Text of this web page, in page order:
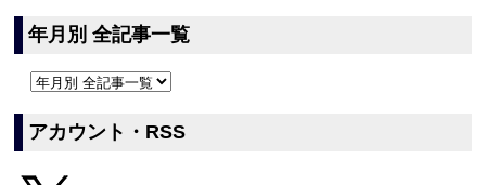
年月別 全記事一覧
アカウント・RSS